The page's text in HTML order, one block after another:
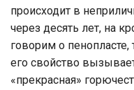
происходит в
через десять лет, на
говорим о пенопласте,
его свойство
«прекрасная»